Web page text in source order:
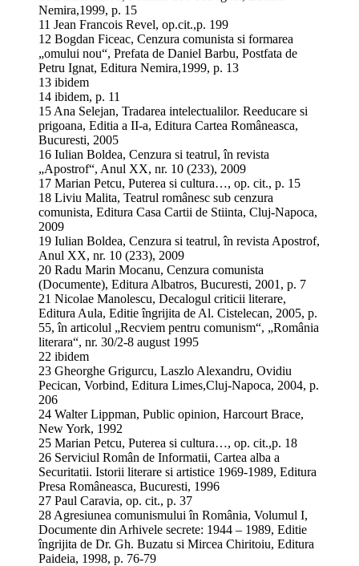
Nemira,1999, p. 15
11 Jean Francois Revel, op.cit.,p. 199
12 Bogdan Ficeac, Cenzura comunista si formarea
„omului nou“, Prefata de Daniel Barbu, Postfata de
Petru Ignat, Editura Nemira,1999, p. 13
13 ibidem
14 ibidem, p. 11
15 Ana Selejan, Tradarea intelectualilor. Reeducare si
prigoana, Editia a II-a, Editura Cartea Româneasca,
Bucuresti, 2005
16 Iulian Boldea, Cenzura si teatrul, în revista
„Apostrof“, Anul XX, nr. 10 (233), 2009
17 Marian Petcu, Puterea si cultura…, op. cit., p. 15
18 Liviu Malita, Teatrul românesc sub cenzura
comunista, Editura Casa Cartii de Stiinta, Cluj-Napoca,
2009
19 Iulian Boldea, Cenzura si teatrul, în revista Apostrof,
Anul XX, nr. 10 (233), 2009
20 Radu Marin Mocanu, Cenzura comunista
(Documente), Editura Albatros, Bucuresti, 2001, p. 7
21 Nicolae Manolescu, Decalogul criticii literare,
Editura Aula, Editie îngrijita de Al. Cistelecan, 2005, p.
55, în articolul „Recviem pentru comunism“, „România
literara“, nr. 30/2-8 august 1995
22 ibidem
23 Gheorghe Grigurcu, Laszlo Alexandru, Ovidiu
Pecican, Vorbind, Editura Limes,Cluj-Napoca, 2004, p.
206
24 Walter Lippman, Public opinion, Harcourt Brace,
New York, 1992
25 Marian Petcu, Puterea si cultura…, op. cit.,p. 18
26 Serviciul Român de Informatii, Cartea alba a
Securitatii. Istorii literare si artistice 1969-1989, Editura
Presa Româneasca, Bucuresti, 1996
27 Paul Caravia, op. cit., p. 37
28 Agresiunea comunismului în România, Volumul I,
Documente din Arhivele secrete: 1944 – 1989, Editie
îngrijita de Dr. Gh. Buzatu si Mircea Chiritoiu, Editura
Paideia, 1998, p. 76-79